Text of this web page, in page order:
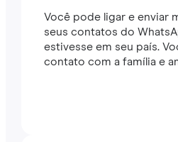
Você pode ligar e enviar
seus contatos do
estivesse em seu país.
contato com a família e